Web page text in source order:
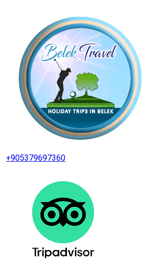
+905379697360